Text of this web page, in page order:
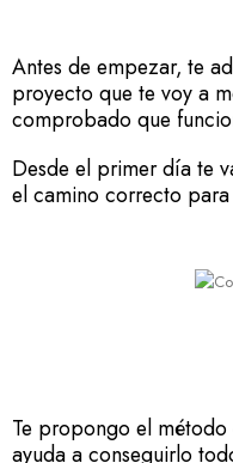
Antes de empezar, te
proyecto que te voy a
comprobado que
Desde el primer día te
el camino correcto para
Te propongo el
ayuda a conseguirlo